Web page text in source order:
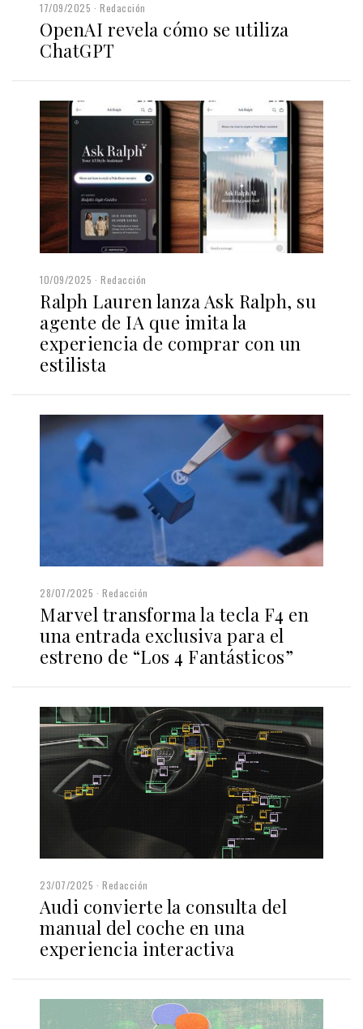
17/09/2025 Redacción
OpenAI revela cómo se utiliza
ChatGPT
10/09/2025 Redacción
Ralph Lauren lanza Ask Ralph, su
agente de IA que imita la
experiencia de comprar con un
estilista
28/07/2025 Redacción
Marvel transforma la tecla F4 en
una entrada exclusiva para el
estreno de “Los 4 Fantásticos”
23/07/2025 Redacción
Audi convierte la consulta del
manual del coche en una
experiencia interactiva